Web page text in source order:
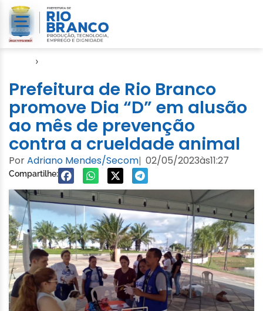
›
Prefeitura de Rio Branco
promove Dia “D” em alusão
ao mês de prevenção
contra a crueldade animal
PorAdriano Mendes/Secom| 02/05/2023às11:27
Compartilhe: